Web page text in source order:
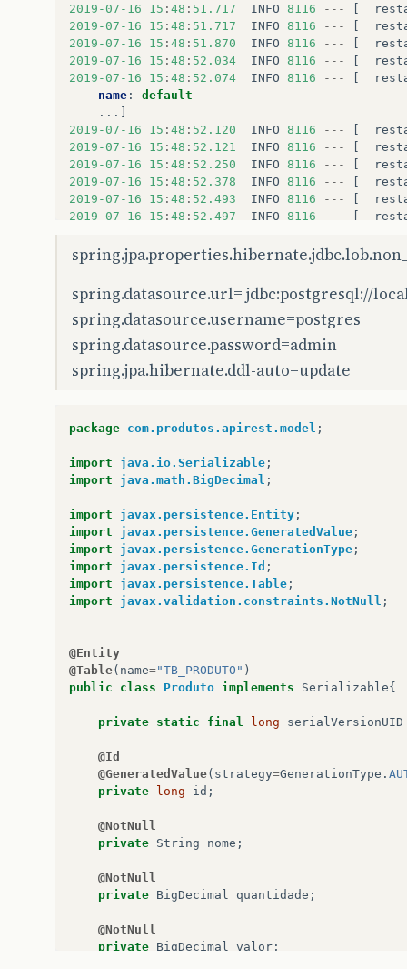
2019 -07 -16 15 : 48 : 51.717 INFO 8116 ---
2019 -07 -16 15 : 48 : 51.717 INFO 8116 ---
2019 -07 -16 15 : 48 : 51.870 INFO 8116 ---
2019 -07 -16 15 : 48 : 52.034 INFO 8116 ---
2019 -07 -16 15 : 48 : 52.074 INFO 8116 ---
name :
default
...]
2019 -07 -16 15 : 48 : 52.120 INFO 8116 ---
2019 -07 -16 15 : 48 : 52.121 INFO 8116 ---
2019 -07 -16 15 : 48 : 52.250 INFO 8116 ---
2019 -07 -16 15 : 48 : 52.378 INFO 8116 ---
2019 -07 -16 15 : 48 : 52.493 INFO 8116 ---
2019 -07 -16 15 : 48 : 52.497 INFO 8116 ---
2019-07 -16 15:48:52.664 INFO 8116 --- [
2019
-07 -16 15 48 8116
-07 -16 52.890 WARN 8116 [
2019-07-16 15: 48:53.099 INFO 8116 --- [
2019-07-16 15:48:53.101 INFO 8116 --- [
spring.datasource.url= jdbc:postgresql://
spring.datasource.username=postgres
spring.datasource.password=admin
spring.jpa.hibernate.ddl-auto=update
package com.produtos.apirest.model ;
import java.io.Serializable ;
import
java.math.BigDecimal ;
import javax.persistence.Entity ;
import
javax.persistence.GeneratedValue ;
import
javax.persistence.GenerationType ;
import
javax.persistence.Id ;
import
javax.persistence.Table ;
import
javax.validation.constraints.NotNull ;
@Entity
@Table( name="TB_PRODUTO" )
public
class Produto implements Serializable{
private static final long serialVersionUID
@Id
@GeneratedValue( strategy=GenerationType .
private
long id ;
@NotNull
private String nome ;
@NotNull
private BigDecimal quantidade ;
@NotNull
private BigDecimal valor ;